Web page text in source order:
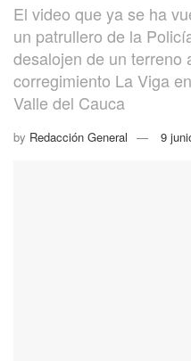
El video que ya se ha
un patrullero de la
desalojen de un terreno
corregimiento La Viga
Valle del Cauca
by Redacción General 9